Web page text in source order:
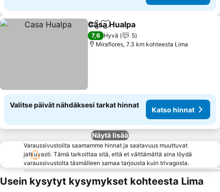
Jaa Lisää suosikkeihin
Casa Hualpa
7,6 Hyvä
5
Miraflores, 7.3 km kohteesta Lima
Valitse päivät nähdäksesi tarkat hinnat
Katso hinnat
Näytä lisää
Varaussivustoilta saamamme hinnat ja saatavuus muuttuvat
jatkuvasti. Tämä tarkoittaa sitä, että et välttämättä aina löydä
varaussivustolta täsmälleen samaa tarjousta kuin trivagosta.
Usein kysytyt kysymykset kohteesta Lima